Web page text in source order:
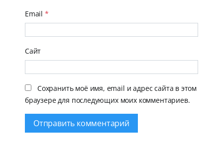
Email *
Сайт
Сохранить моё имя, email и адрес сайта в этом
браузере для последующих моих комментариев.